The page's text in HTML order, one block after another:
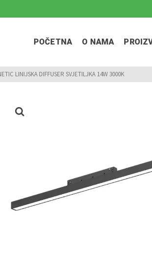
POČETNA O NAMA
LINIJSKA DIFFUSER SVJETILJKA 14W 3000K